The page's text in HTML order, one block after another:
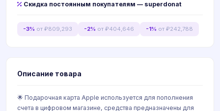
Скидка постоянным покупателям — superdonat
-3% от ₽809,293 -2% от ₽404,646 -1% от ₽242,788
Описание товара
🌟 Подарочная карта Apple используется для пополнения
счета в цифровом магазине, средства предназначены для